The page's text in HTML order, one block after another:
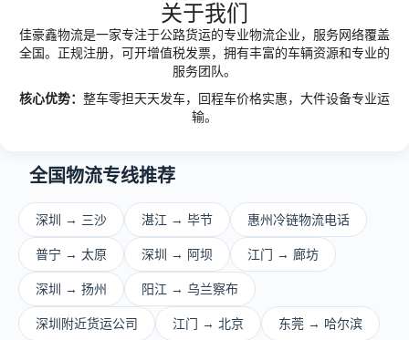
关于我们
佳豪鑫物流是一家专注于公路货运的专业物流企业，服务网络覆盖
全国。正规注册，可开增值税发票，拥有丰富的车辆资源和专业的
服务团队。
核心优势： 整车零担天天发车，回程车价格实惠，大件设备专业运
输。
全国物流专线推荐
深圳 → 三沙 湛江 → 毕节 惠州冷链物流电话
普宁 → 太原 深圳 → 阿坝 江门 → 廊坊
深圳 → 扬州 阳江 → 乌兰察布
深圳附近货运公司 江门 → 北京 东莞 → 哈尔滨